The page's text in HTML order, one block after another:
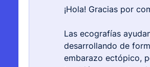
¡Hola! Gracias por
Las ecografías
desarrollando de
embarazo ectópico,